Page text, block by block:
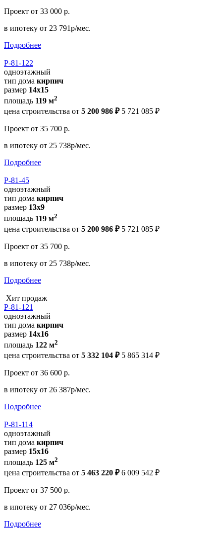
Проект от 33 000 р.
в ипотеку от 23 791р/мес.
Подробнее
Р-81-122
одноэтажный
тип дома кирпич
размер 14x15
площадь 119 м2
цена строительства от 5 200 986 ₽ 5 721 085 ₽
Проект от 35 700 р.
в ипотеку от 25 738р/мес.
Подробнее
Р-81-45
одноэтажный
тип дома кирпич
размер 13x9
площадь 119 м2
цена строительства от 5 200 986 ₽ 5 721 085 ₽
Проект от 35 700 р.
в ипотеку от 25 738р/мес.
Подробнее
Хит продаж
Р-81-121
одноэтажный
тип дома кирпич
размер 14x16
площадь 122 м2
цена строительства от 5 332 104 ₽ 5 865 314 ₽
Проект от 36 600 р.
в ипотеку от 26 387р/мес.
Подробнее
Р-81-114
одноэтажный
тип дома кирпич
размер 15x16
площадь 125 м2
цена строительства от 5 463 220 ₽ 6 009 542 ₽
Проект от 37 500 р.
в ипотеку от 27 036р/мес.
Подробнее